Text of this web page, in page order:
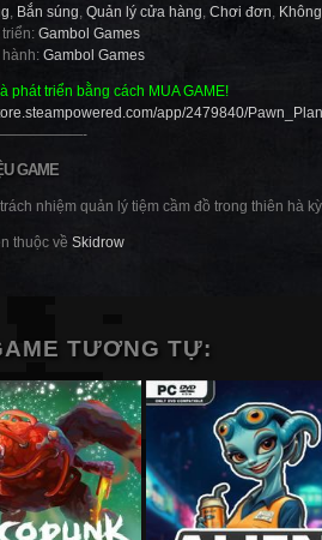
, Bắn súng, Quản lý cửa hàng, Chơi đơn,
triển: Gambol Games
hành: Gambol Games
phát triển bằng cách MUA GAME!
app/2479840/
GAME
nhiệm quản lý tiệm cầm đồ trong thiên hà
thuộc về Skidrow
TƯƠNG TỰ: